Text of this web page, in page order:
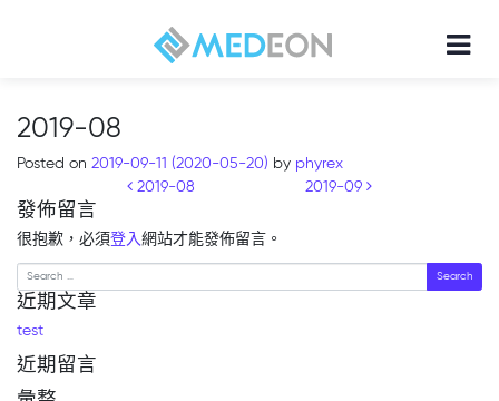
2019-08
Posted on 2019-09-11 (2020-05-20) by phyrex
Post navigation
2019-08 2019-09
發佈留言
很抱歉，必須登入網站才能發佈留言。
Search
近期文章
test
近期留言